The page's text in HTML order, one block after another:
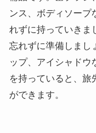
ンス、ボディソープ
れずに持っていきま
忘れずに準備しまし
ップ、アイシャドウ
を持っていると、旅
ができます。